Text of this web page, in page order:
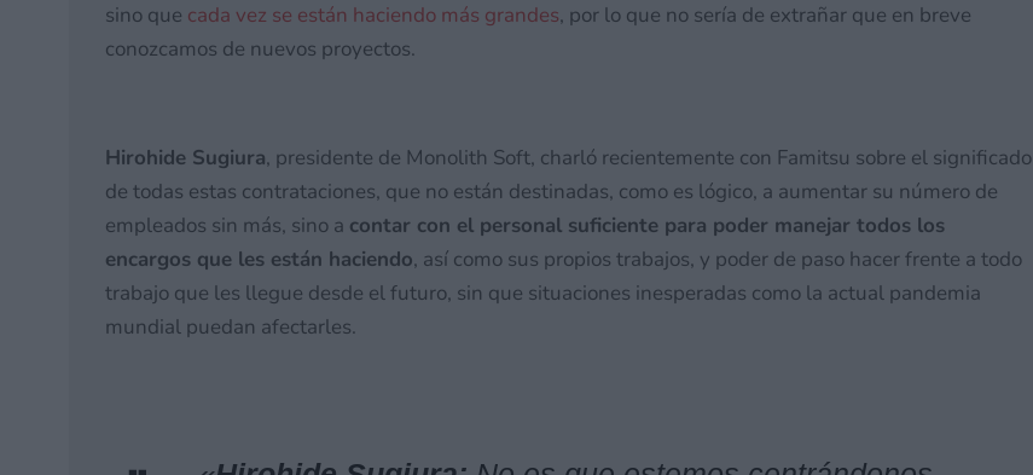
sino que cada vez se están haciendo más grandes, por lo que no sería de extrañar que en breve
conozcamos de nuevos proyectos.
Hirohide Sugiura, presidente de Monolith Soft, charló recientemente con Famitsu sobre el significado
de todas estas contrataciones, que no están destinadas, como es lógico, a aumentar su número de
empleados sin más, sino a contar con el personal suficiente para poder manejar todos los
encargos que les están haciendo, así como sus propios trabajos, y poder de paso hacer frente a todo
trabajo que les llegue desde el futuro, sin que situaciones inesperadas como la actual pandemia
mundial puedan afectarles.